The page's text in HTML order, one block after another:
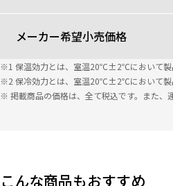
メーカー希望小売価格
※1 保温効力とは、室温20℃±2℃において製
※2 保冷効力とは、室温20℃±2℃において製
※ 掲載商品の価格は、全て税込です。また、
こんな商品もおすすめ